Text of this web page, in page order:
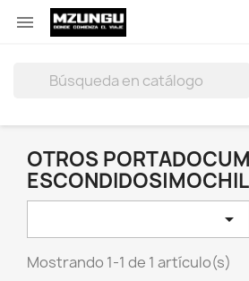

OTROS

Mostrando 1-1 de 1 artículo(s)